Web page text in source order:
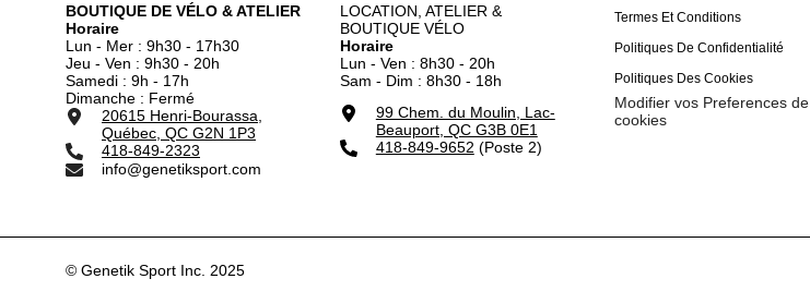
BOUTIQUE DE VÉLO & ATELIER
Horaire
Lun - Mer : 9h30 - 17h30
Jeu - Ven : 9h30 - 20h
Samedi : 9h - 17h
Dimanche : Fermé
20615 Henri-Bourassa,
Québec, QC G2N 1P3
418-849-2323
info@genetiksport.com
LOCATION, ATELIER &
BOUTIQUE VÉLO
Horaire
Lun - Ven : 8h30 - 20h
Sam - Dim : 8h30 - 18h
99 Chem. du Moulin, Lac-
Beauport, QC G3B 0E1
418-849-9652 (Poste 2)
Termes Et Conditions
Politiques De Confidentialité
Politiques Des Cookies
Modifier vos Preferences de
cookies
© Genetik Sport Inc. 2025